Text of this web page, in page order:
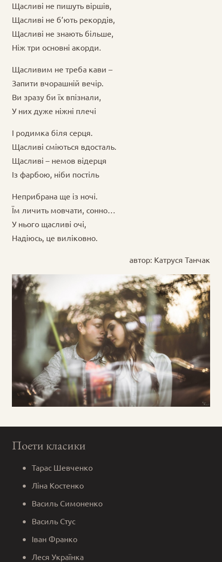
Щасливі не пишуть віршів,
Щасливі не б’ють рекордів,
Щасливі не знають більше,
Ніж три основні акорди.
Щасливим не треба кави –
Запити вчорашній вечір.
Ви зразу би їх впізнали,
У них дуже ніжні плечі
І родимка біля серця.
Щасливі сміються вдосталь.
Щасливі – немов відерця
Із фарбою, ніби постіль
Неприбрана ще із ночі.
Їм личить мовчати, сонно…
У нього щасливі очі,
Надіюсь, це виліковно.
автор: Катруся Танчак
Поети класики
Тарас Шевченко
Ліна Костенко
Василь Симоненко
Василь Стус
Іван Франко
Леся Українка